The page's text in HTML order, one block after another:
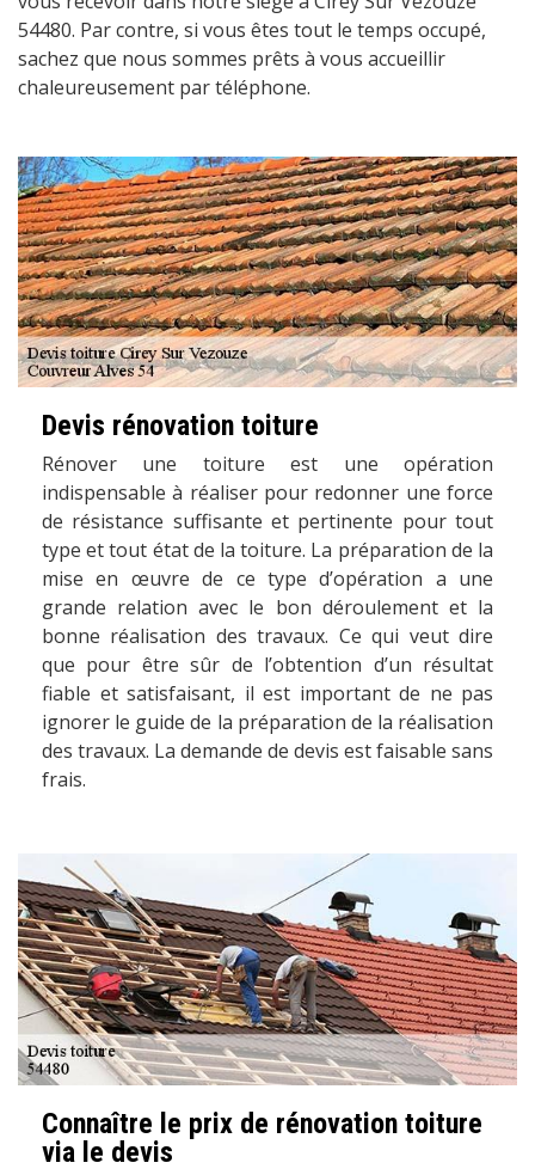
54480. Par contre, si vous êtes tout le temps occupé,
sachez que nous sommes prêts à vous accueillir
chaleureusement par téléphone.
Devis rénovation toiture
Rénover une toiture est une opération
indispensable à réaliser pour redonner une force
de résistance suffisante et pertinente pour tout
type et tout état de la toiture. La préparation de la
mise en œuvre de ce type d’opération a une
grande relation avec le bon déroulement et la
bonne réalisation des travaux. Ce qui veut dire
que pour être sûr de l’obtention d’un résultat
fiable et satisfaisant, il est important de ne pas
ignorer le guide de la préparation de la réalisation
des travaux. La demande de devis est faisable sans
frais.
Connaître le prix de rénovation toiture
via le devis